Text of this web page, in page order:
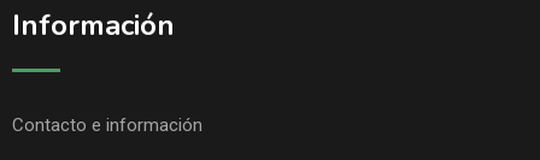
Información
Contacto e información